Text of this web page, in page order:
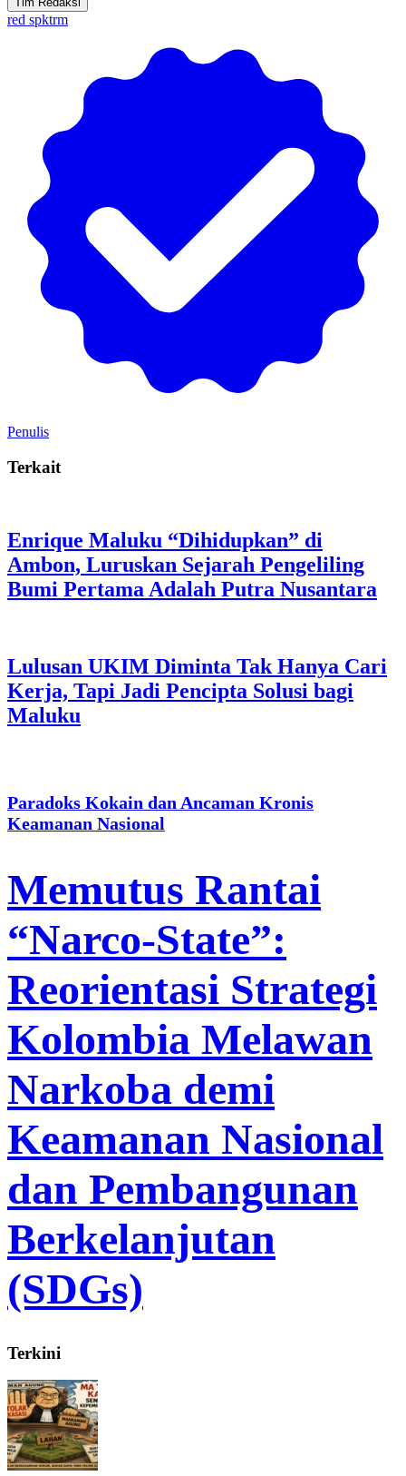
red spktrm
Penulis
Terkait
Enrique Maluku “Dihidupkan” di
Ambon, Luruskan Sejarah Pengeliling
Bumi Pertama Adalah Putra Nusantara
Lulusan UKIM Diminta Tak Hanya Cari
Kerja, Tapi Jadi Pencipta Solusi bagi
Maluku
Paradoks Kokain dan Ancaman Kronis
Keamanan Nasional
Memutus Rantai
“Narco-State”:
Reorientasi Strategi
Kolombia Melawan
Narkoba demi
Keamanan Nasional
dan Pembangunan
Berkelanjutan
(SDGs)
Terkini